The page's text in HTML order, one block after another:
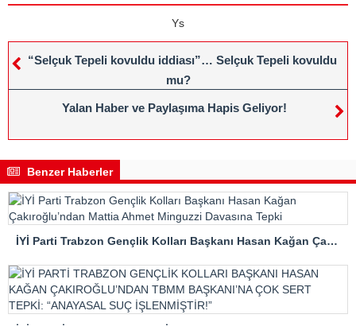
Ys
“Selçuk Tepeli kovuldu iddiası”… Selçuk Tepeli kovuldu
mu?
Yalan Haber ve Paylaşıma Hapis Geliyor!
Benzer Haberler
İYİ Parti Trabzon Gençlik Kolları Başkanı Hasan Kağan Çakıroğlu’ndan Mattia Ahmet Minguzzi Davasına Tepki